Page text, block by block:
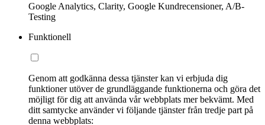
Google Analytics, Clarity, Google Kundrecensioner, A/B-
Testing
Funktionell
Genom att godkänna dessa tjänster kan vi erbjuda dig
funktioner utöver de grundläggande funktionerna och göra det
möjligt för dig att använda vår webbplats mer bekvämt. Med
ditt samtycke använder vi följande tjänster från tredje part på
denna webbplats: